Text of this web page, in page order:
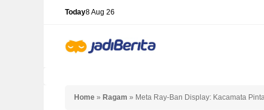
Today8 Aug 26
Home » Ragam » Meta Ray-Ban Display: Kacamata